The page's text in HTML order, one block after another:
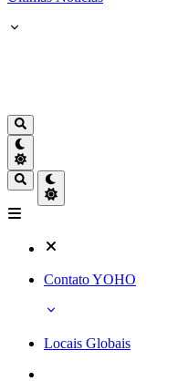
Contato YOHO
Locais Globais